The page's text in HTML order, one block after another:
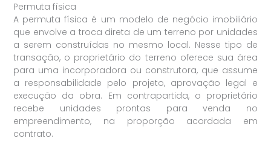
Permuta física
A permuta física é um modelo de negócio imobiliário
que envolve a troca direta de um terreno por unidades
a serem construídas no mesmo local. Nesse tipo de
transação, o proprietário do terreno oferece sua área
para uma incorporadora ou construtora, que assume
a responsabilidade pelo projeto, aprovação legal e
execução da obra. Em contrapartida, o proprietário
recebe unidades prontas para venda no
empreendimento, na proporção acordada em
contrato.